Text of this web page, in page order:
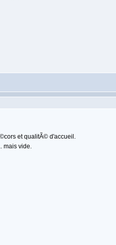
et qualitÃ© d'accueil.
mais vide.